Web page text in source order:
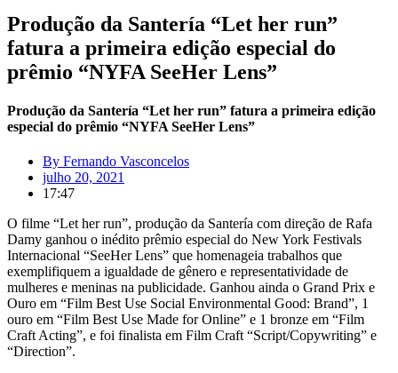
Produção da Santería “Let her run”
fatura a primeira edição especial do
prêmio “NYFA SeeHer Lens”
Produção da Santería “Let her run” fatura a primeira edição
especial do prêmio “NYFA SeeHer Lens”
By Fernando Vasconcelos
julho 20, 2021
17:47
O filme “Let her run”, produção da Santería com direção de Rafa
Damy ganhou o inédito prêmio especial do New York Festivals
Internacional “SeeHer Lens” que homenageia trabalhos que
exemplifiquem a igualdade de gênero e representatividade de
mulheres e meninas na publicidade. Ganhou ainda o Grand Prix e
Ouro em “Film Best Use Social Environmental Good: Brand”, 1
ouro em “Film Best Use Made for Online” e 1 bronze em “Film
Craft Acting”, e foi finalista em Film Craft “Script/Copywriting” e
“Direction”.